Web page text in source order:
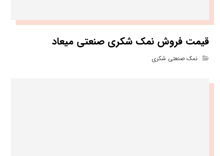
قیمت فروش نمک شکری صنعتی میعاد
نمک صنعتی شکری